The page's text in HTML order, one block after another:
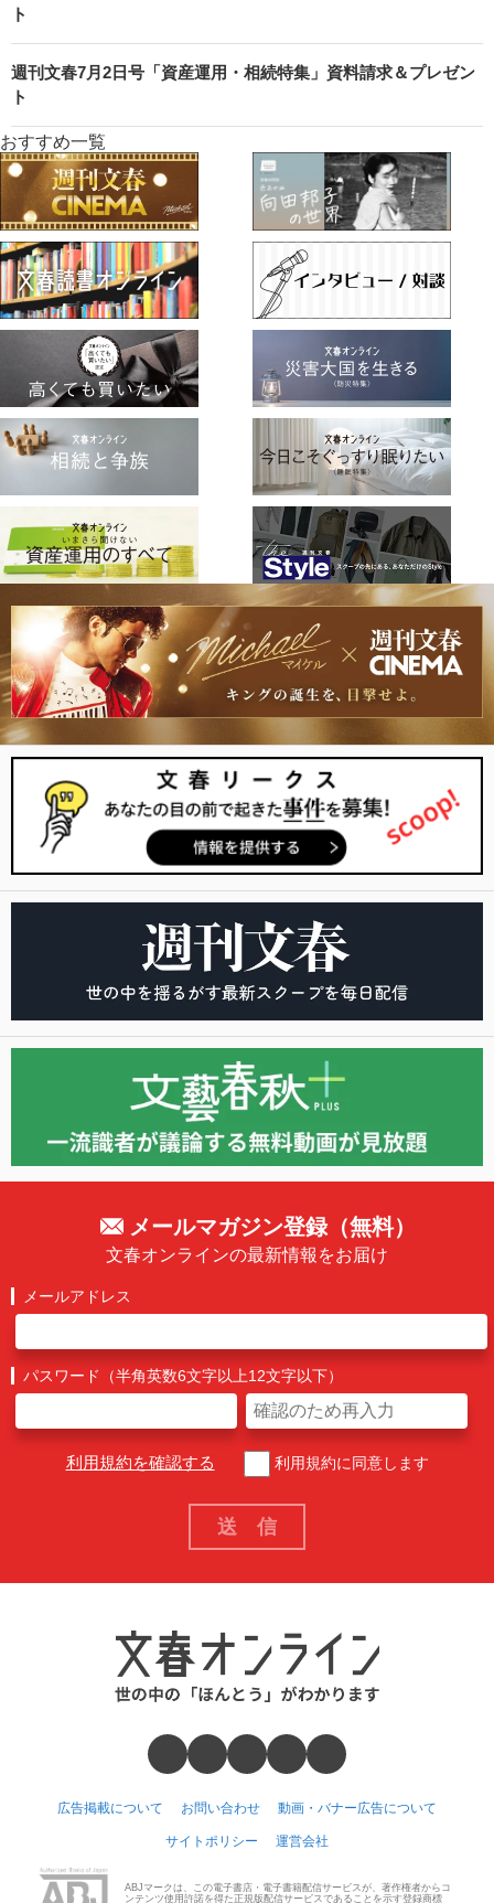
ト
週刊文春7月2日号「資産運用・相続特集」資料請求＆プレゼン
ト
おすすめ一覧
メールマガジン登録（無料）
文春オンラインの最新情報をお届け
メールアドレス
パスワード（半角英数6文字以上12文字以下）
利用規約を確認する 利用規約に同意します
広告掲載について お問い合わせ 動画・バナー広告について
サイトポリシー 運営会社
ABJマークは、この電子書店・電子書籍配信サービスが、著作権者からコ
ンテンツ使用許諾を得た正規版配信サービスであることを示す登録商標